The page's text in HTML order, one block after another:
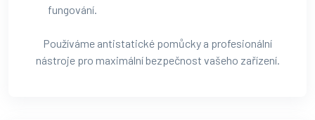
fungování.
Používáme antistatické pomůcky a profesionální
nástroje pro maximální bezpečnost vašeho zařízení.